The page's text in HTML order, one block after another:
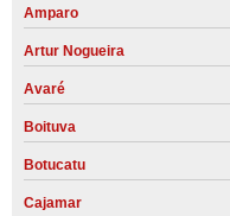
Amparo
Artur Nogueira
Avaré
Boituva
Botucatu
Cajamar